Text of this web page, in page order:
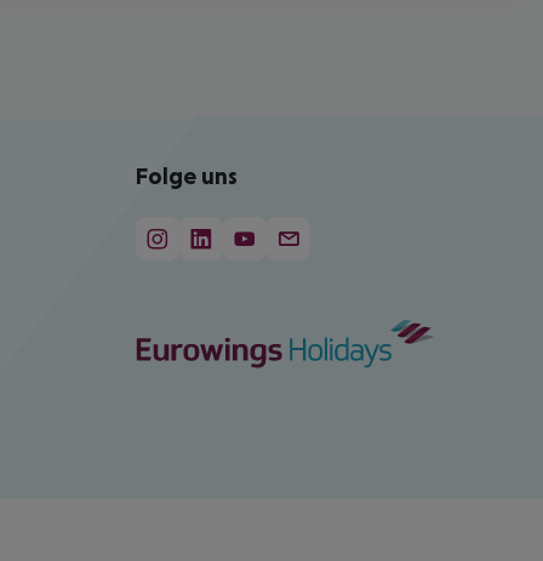
Folge uns